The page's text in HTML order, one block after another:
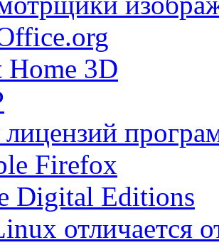
Home 3D
Firefox
Digital Editions
отличается